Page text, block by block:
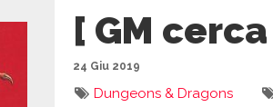
[ GM
24 Giu 2019
Dungeons & Dragons